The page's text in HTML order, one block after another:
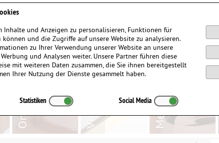
Inhalte und Anzeigen zu personalisieren, Funktionen für
und die Zugriffe auf unsere Website zu analysieren.
zu Ihrer Verwendung unserer Website an unsere
und Analysen weiter. Unsere Partner führen diese
mit weiteren Daten zusammen, die Sie ihnen bereitgestellt
Ihrer Nutzung der Dienste gesammelt haben.
Statistiken Social Media